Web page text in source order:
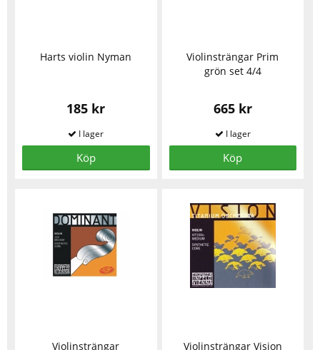
Harts violin Nyman
185 kr
Köp
Violinsträngar Prim
grön set 4/4
665 kr
Köp
Violinsträngar
Violinsträngar Vision